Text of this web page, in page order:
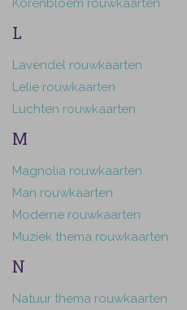
Korenbloem rouwkaarten
L
Lavendel rouwkaarten
Lelie rouwkaarten
Luchten rouwkaarten
M
Magnolia rouwkaarten
Man rouwkaarten
Moderne rouwkaarten
Muziek thema rouwkaarten
N
Natuur thema rouwkaarten